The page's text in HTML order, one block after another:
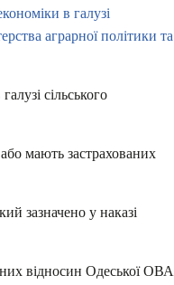
в галузі
аграрної політики та
сільського
мають застрахованих
зазначено у наказі
відносин Одеської ОВА